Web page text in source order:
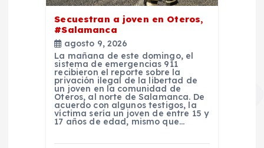
Secuestran a joven en Oteros,
#Salamanca
agosto 9, 2026
La mañana de este domingo, el
sistema de emergencias 911
recibieron el reporte sobre la
privación ilegal de la libertad de
un joven en la comunidad de
Oteros, al norte de Salamanca. De
acuerdo con algunos testigos, la
víctima sería un joven de entre 15 y
17 años de edad, mismo que…